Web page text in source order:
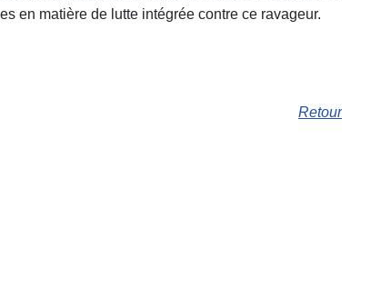
en matière de lutte intégrée contre ce ravageur.
Retour